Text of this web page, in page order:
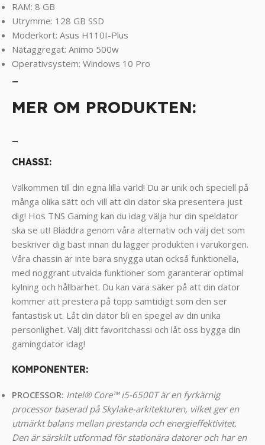
RAM: 8 GB
Utrymme: 128 GB SSD
Moderkort: Asus H110I-Plus
Nätaggregat: Animo 500w
Operativsystem: Windows 10 Pro
MER OM PRODUKTEN:
CHASSI:
Välkommen till din egna lilla värld! Du är unik och speciell på
många olika sätt och vill att din dator ska presentera just
dig! Hos TNS Gaming kan du idag välja hur din speldator
ska se ut! Bläddra genom våra alternativ och välj det som
beskriver dig bäst innan du lägger produkten i varukorgen.
Våra chassin är inte bara snygga utan också funktionella,
med noggrant utvalda funktioner som garanterar optimal
kylning och hållbarhet. Du kan vara säker på att din dator
kommer att prestera på topp samtidigt som den ser
fantastisk ut. Låt din dator bli en spegel av din unika
personlighet. Välj ditt favoritchassi och låt oss bygga din
gamingdator idag!
KOMPONENTER:
PROCESSOR: Intel® Core™ i5-6500T är en fyrkärnig
processor baserad på Skylake-arkitekturen, vilket ger en
utmärkt balans mellan prestanda och energieffektivitet.
Den är särskilt utformad för stationära datorer och har en